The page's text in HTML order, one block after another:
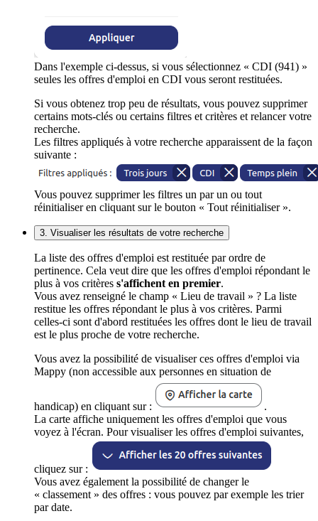
Dans l'exemple ci-dessus, si vous sélectionnez « CDI (941) »
seules les offres d'emploi en CDI vous seront restituées.
Si vous obtenez trop peu de résultats, vous pouvez supprimer
certains mots-clés ou certains filtres et critères et relancer votre
recherche.
Les filtres appliqués à votre recherche apparaissent de la façon
suivante :
Vous pouvez supprimer les filtres un par un ou tout
réinitialiser en cliquant sur le bouton « Tout réinitialiser ».
3. Visualiser les résultats de votre recherche
La liste des offres d'emploi est restituée par ordre de
pertinence. Cela veut dire que les offres d'emploi répondant le
plus à vos critères s'affichent en premier.
Vous avez renseigné le champ « Lieu de travail » ? La liste
restitue les offres répondant le plus à vos critères. Parmi
celles-ci sont d'abord restituées les offres dont le lieu de travail
est le plus proche de votre recherche.
Vous avez la possibilité de visualiser ces offres d'emploi via
Mappy (non accessible aux personnes en situation de
handicap) en cliquant sur :
.
La carte affiche uniquement les offres d'emploi que vous
voyez à l'écran. Pour visualiser les offres d'emploi suivantes,
cliquez sur :
Vous avez également la possibilité de changer le
« classement » des offres : vous pouvez par exemple les trier
par date.